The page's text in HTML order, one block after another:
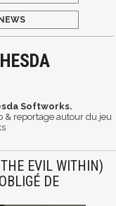
NEWS
Softworks.
& reportage autour du jeu
EVIL WITHIN)
DE